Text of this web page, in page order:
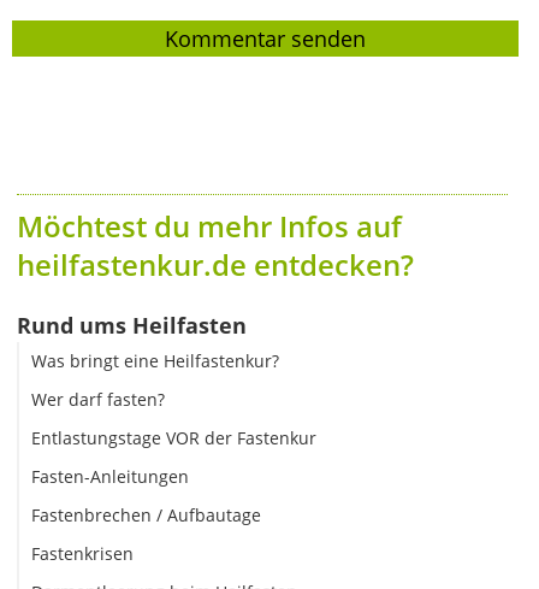
Möchtest du mehr Infos auf
heilfastenkur.de entdecken?
Rund ums Heilfasten
Was bringt eine Heilfastenkur?
Wer darf fasten?
Entlastungstage VOR der Fastenkur
Fasten-Anleitungen
Fastenbrechen / Aufbautage
Fastenkrisen